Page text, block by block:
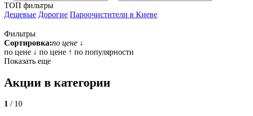
ТОП фильтры
Дешевые Дорогие Пароочистители в Киеве
Фильтры
Сортировка:по цене ↓
по цене ↓ по цене ↑ по популярности
Показать еще
Акции в категории
1 / 10